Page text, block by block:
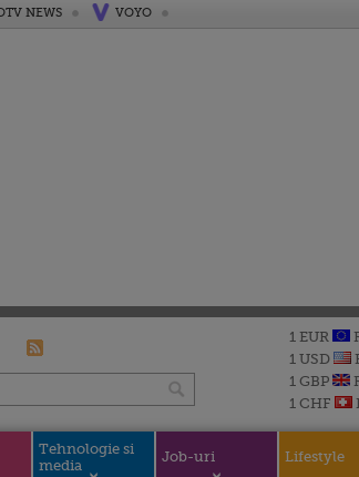
NEWS VOYO
1 EUR
1 USD
1 GBP
1 CHF
Tehnologie si
media
Job-uri Lifestyle